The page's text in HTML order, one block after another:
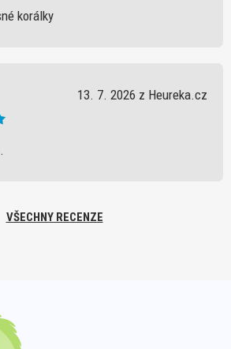
korálky
13. 7. 2026 z Heureka.cz
VŠECHNY RECENZE